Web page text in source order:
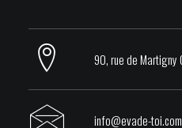
90, rue de Martigny
info@evade-toi.com